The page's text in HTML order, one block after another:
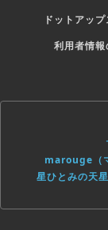
ドットアッ
利用者情
marouge（
星ひとみの天